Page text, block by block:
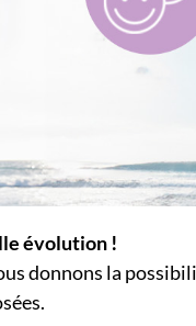
évolution !
donnons la